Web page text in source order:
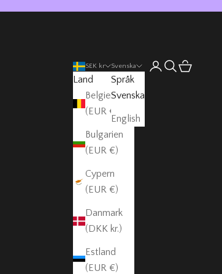
SEK kr
Land
Belgien
(EUR €)
Bulgarien
(EUR €)
Cypern
(EUR €)
Danmark
(DKK kr.)
Estland
(EUR €)
Svenska
Språk
Svenska
English
ÖppnaÖppna sök
Öppna